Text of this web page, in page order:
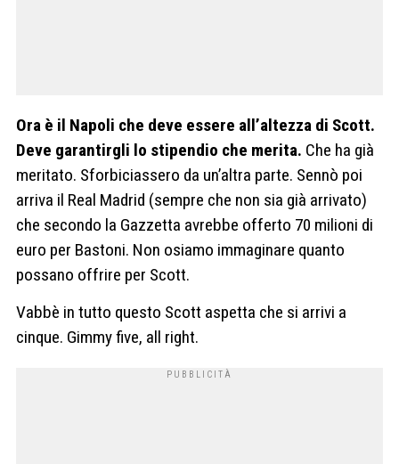
Ora è il Napoli che deve essere all’altezza di Scott.
Deve garantirgli lo stipendio che merita. Che ha già
meritato. Sforbiciassero da un’altra parte. Sennò poi
arriva il Real Madrid (sempre che non sia già arrivato)
che secondo la Gazzetta avrebbe offerto 70 milioni di
euro per Bastoni. Non osiamo immaginare quanto
possano offrire per Scott.
Vabbè in tutto questo Scott aspetta che si arrivi a
cinque. Gimmy five, all right.